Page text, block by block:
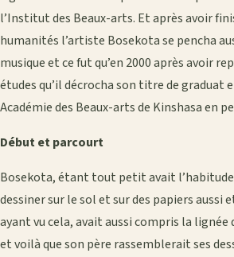
l’Institut des Beaux-arts. Et après avoir
humanités l’artiste Bosekota se pencha
musique et ce fut qu’en 2000 après avoir
études qu’il décrocha son titre de graduat
Académie des Beaux-arts de Kinshasa en
Début et parcourt
Bosekota, étant tout petit avait
dessiner sur le sol et sur des papiers aussi
ayant vu cela, avait aussi compris la lignée
et voilà que son père rassemblerait ses